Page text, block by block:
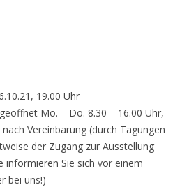
19.00 Uhr
Mo. – Do. 8.30 – 16.00 Uhr,
Vereinbarung (durch Tagungen
der Zugang zur Ausstellung
informieren Sie sich vor einem
bei uns!)